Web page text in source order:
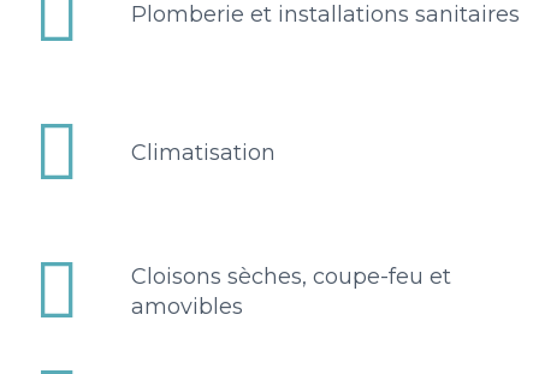
Plomberie et installations sanitaires

 Climatisation


Cloisons sèches, coupe-feu et
amovibles